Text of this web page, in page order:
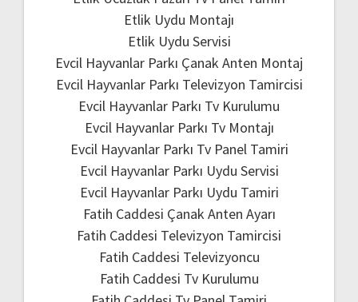
Etlik Uydu Montajı
Etlik Uydu Servisi
Evcil Hayvanlar Parkı Çanak Anten Montaj
Evcil Hayvanlar Parkı Televizyon Tamircisi
Evcil Hayvanlar Parkı Tv Kurulumu
Evcil Hayvanlar Parkı Tv Montajı
Evcil Hayvanlar Parkı Tv Panel Tamiri
Evcil Hayvanlar Parkı Uydu Servisi
Evcil Hayvanlar Parkı Uydu Tamiri
Fatih Caddesi Çanak Anten Ayarı
Fatih Caddesi Televizyon Tamircisi
Fatih Caddesi Televizyoncu
Fatih Caddesi Tv Kurulumu